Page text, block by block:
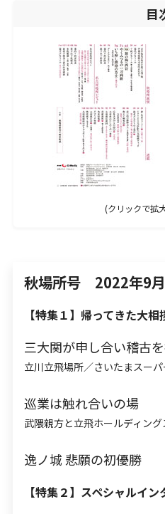
会社紹介
会社概要
沿革・受賞歴
組織図
制度
SDGsへの取り組み
アクセスマップ
ENGLISH
目
(クリックで拡
秋場所号 2022年9
【特集１】帰ってきた大相
三大関が申し合い稽古
立川立飛場所／さいたまスー
巡業は触れ合いの場
武隈親方と立飛ホールディン
逸ノ城 悲願の初優勝
【特集２】スペシャルイン